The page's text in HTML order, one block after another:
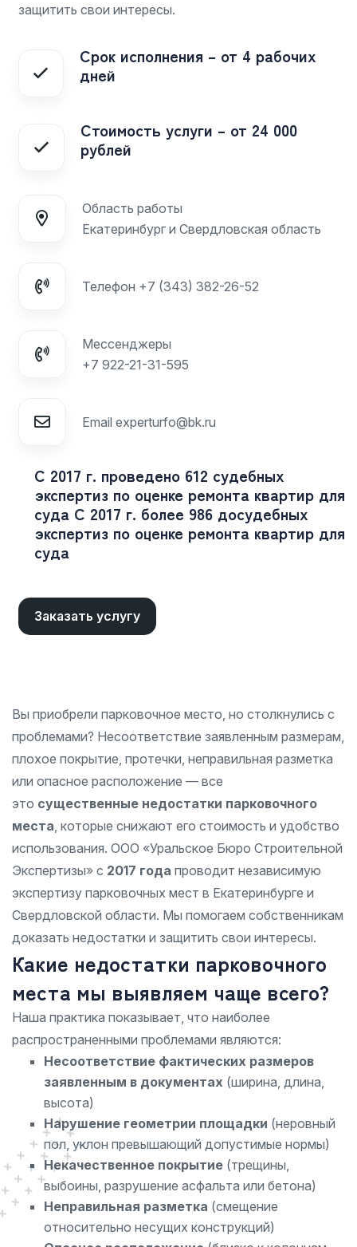
защитить свои интересы.
Срок исполнения – от 4 рабочих
дней
Стоимость услуги – от 24 000
рублей
Область работы
Екатеринбург и Свердловская область
Телефон +7 (343) 382-26-52
Мессенджеры
+7 922-21-31-595
Email experturfo@bk.ru
С 2017 г. проведено 612 судебных
экспертиз по оценке ремонта квартир для
суда С 2017 г. более 986 досудебных
экспертиз по оценке ремонта квартир для
суда
Заказать услугу
Вы приобрели парковочное место, но столкнулись с
проблемами? Несоответствие заявленным размерам,
плохое покрытие, протечки, неправильная разметка
или опасное расположение — все
это существенные недостатки парковочного
места , которые снижают его стоимость и удобство
использования. ООО «Уральское Бюро Строительной
Экспертизы» с 2017 года проводит независимую
экспертизу парковочных мест в Екатеринбурге и
Свердловской области. Мы помогаем собственникам
доказать недостатки и защитить свои интересы.
Какие недостатки парковочного
места мы выявляем чаще всего?
Наша практика показывает, что наиболее
распространенными проблемами являются:
Несоответствие фактических размеров
заявленным в документах (ширина, длина,
высота)
Нарушение геометрии площадки (неровный
пол, уклон превышающий допустимые нормы)
Некачественное покрытие (трещины,
выбоины, разрушение асфальта или бетона)
Неправильная разметка (смещение
относительно несущих конструкций)